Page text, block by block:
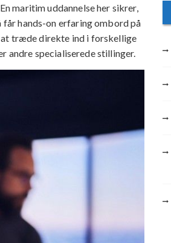
maritim uddannelse her sikrer,
hands-on erfaring ombord på
træde direkte ind i forskellige
andre specialiserede stillinger.